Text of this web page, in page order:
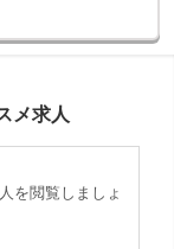
メ求人
を閲覧しましょ